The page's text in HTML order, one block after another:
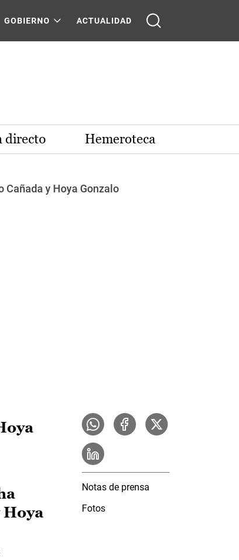
GOBIERNO ACTUALIDAD
directo Hemeroteca
y Hoya Gonzalo
Hoya
Notas de prensa
Fotos